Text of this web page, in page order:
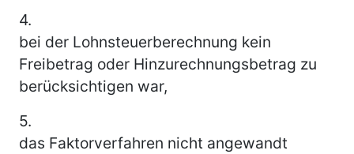
4.
bei der Lohnsteuerberechnung kein
Freibetrag oder Hinzurechnungsbetrag zu
berücksichtigen war,
5.
das Faktorverfahren nicht angewandt